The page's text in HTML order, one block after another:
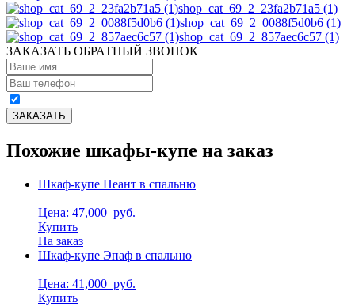
shop_cat_69_2_23fa2b71a5 (1)
shop_cat_69_2_0088f5d0b6 (1)
shop_cat_69_2_857aec6c57 (1)
ЗАКАЗАТЬ ОБРАТНЫЙ ЗВОНОК
Похожие шкафы-купе на заказ
Шкаф-купе Пеант в спальню
Цена: 47,000 руб.
Купить
На заказ
Шкаф-купе Эпаф в спальню
Цена: 41,000 руб.
Купить